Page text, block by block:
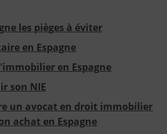
les pièges à éviter
en Espagne
en Espagne
son NIE
un avocat en droit immobilier
achat en Espagne